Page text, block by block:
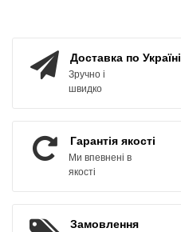
Доставка по Україні
Зручно і
швидко
Гарантія якості
Ми впевнені в
якості
Замовлення